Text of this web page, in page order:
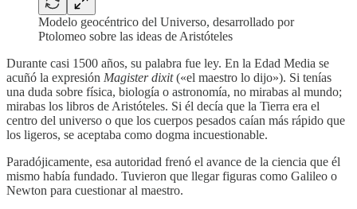
Modelo geocéntrico del Universo, desarrollado por
Ptolomeo sobre las ideas de Aristóteles
Durante casi 1500 años, su palabra fue ley. En la Edad Media se
acuñó la expresión Magister dixit(«el maestro lo dijo»). Si tenías
una duda sobre física, biología o astronomía, no mirabas al mundo;
mirabas los libros de Aristóteles. Si él decía que la Tierra era el
centro del universo o que los cuerpos pesados caían más rápido que
los ligeros, se aceptaba como dogma incuestionable.
Paradójicamente, esa autoridad frenó el avance de la ciencia que él
mismo había fundado. Tuvieron que llegar figuras como Galileo o
Newton para cuestionar al maestro.